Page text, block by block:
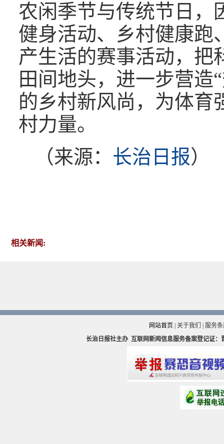
农闲季节与传统节日，
健身活动、乡村健康跑
产生活的赛事活动，把
田间地头，进一步营造
的乡村新风尚，为体育
村力量。
（来源： 长治日报）
相关新闻:
网站首页 关于我们
服务
长治日报社主办 互联网新闻信息服务备案登记证：